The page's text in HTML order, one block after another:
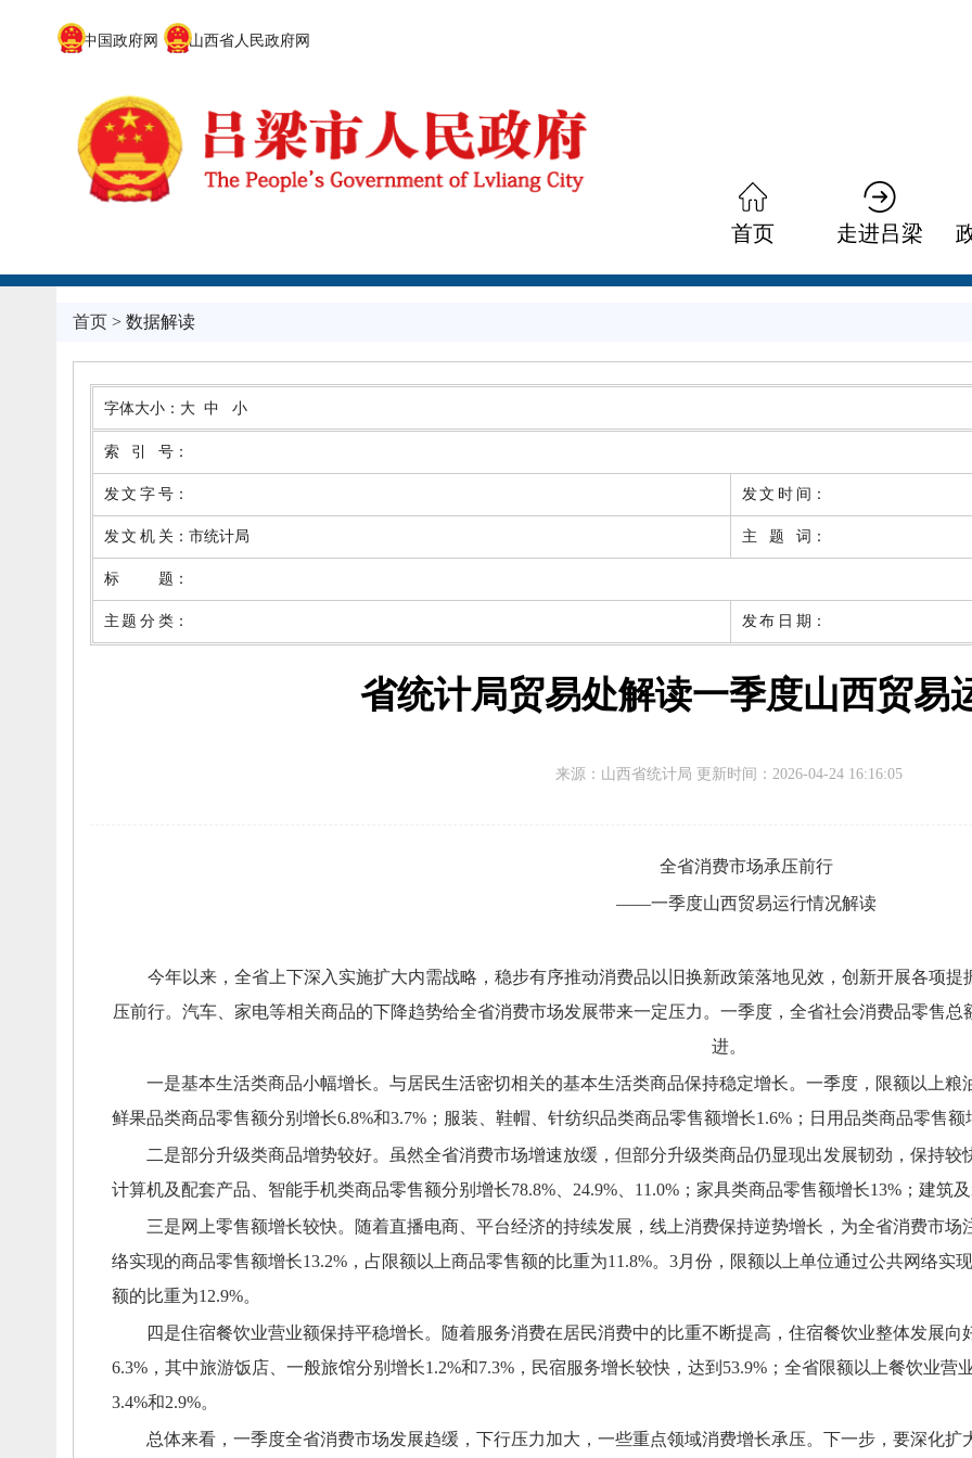
中国政府网 山西省人民政府网
首页 走进吕梁
首页> 数据解读
字体大小： 大 中 小
索引号：
发文字号： 发文时间 ：
发文机关： 市统计局 主题词 ：
标题 ：
主题分类： 发布日期 ：
省统计局贸易处解读一季度山西贸易
来源： 山西省统计局 更新时间： 2026-04-24 16:16:05
全省消费市场承压前行
——一季度山西贸易运行情况解读
今年以来， 全省上下深入实施扩大内需战略， 稳步有序推动消费品以旧换新政策落地见效， 创新开展各项提
压前行。 汽车、 家电等相关商品的下降趋势给全省消费市场发展带来一定压力。 一季度， 全省社会消费品零售总
进。
一是基本生活类商品小幅增长。 与居民生活密切相关的基本生活类商品保持稳定增长。 一季度， 限额以上粮
鲜果品类商品零售额分别增长6.8%和3.7%； 服装、 鞋帽、 针纺织品类商品零售额增长1.6%； 日用品类商品零售额
二是部分升级类商品增势较好。 虽然全省消费市场增速放缓， 但部分升级类商品仍显现出发展韧劲， 保持较
计算机及配套产品、 智能手机类商品零售额分别增长78.8%、 24.9%、 11.0%； 家具类商品零售额增长13%； 建筑
三是网上零售额增长较快。
随着直播电商、 平台经济的持续发展， 线上消费保持逆势增长， 为全省消费市场
络实现的商品零售额增长13.2%， 占限额以上商品零售额的比重为11.8%。 3月份， 限额以上单位通过公共网络实
额的比重为12.9%。
四是住宿餐饮业营业额保持平稳增长。
随着服务消费在居民消费中的比重不断提高， 住宿餐饮业整体发展向
6.3%， 其中旅游饭店、 一般旅馆分别增长1.2%和7.3%， 民宿服务增长较快， 达到53.9%； 全省限额以上餐饮业营
3.4%和2.9%。
总体来看， 一季度全省消费市场发展趋缓， 下行压力加大， 一些重点领域消费增长承压。 下一步， 要深化扩